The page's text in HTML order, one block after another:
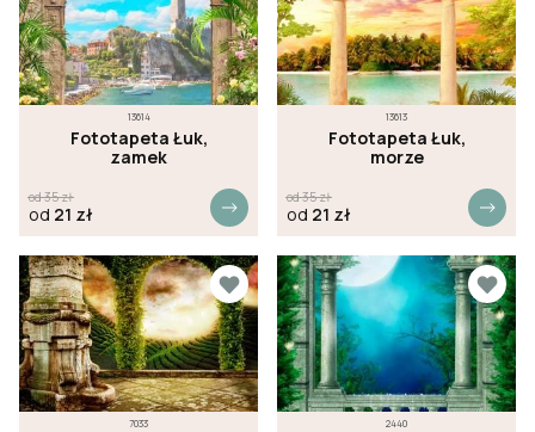
13614
Fototapeta Łuk,
zamek
od35zł
od 21 zł
13613
Fototapeta Łuk,
morze
od35zł
od 21 zł
7033 2440